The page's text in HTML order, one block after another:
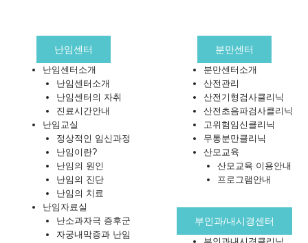
난임센터
난임센터소개
난임센터소개
난임센터의 자취
진료시간안내
난임교실
정상적인 임신과정
난임이란?
난임의 원인
난임의 진단
난임의 치료
난임자료실
난소과자극 증후군
자궁내막증과 난임
분만센터
분만센터소개
산전관리
산전기형검사클리닉
산전초음파검사클리닉
고위험임신클리닉
무통분만클리닉
산모교육
산모교육 이용안내
프로그램안내
부인과/내시경센터